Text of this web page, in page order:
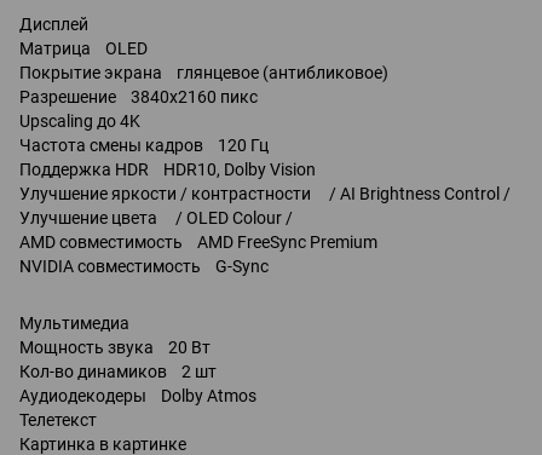
Дисплей
Матрица OLED
Покрытие экрана глянцевое (антибликовое)
Разрешение 3840x2160 пикс
Upscaling до 4K
Частота смены кадров 120 Гц
Поддержка HDR HDR10, Dolby Vision
Улучшение яркости / контрастности / AI Brightness Control /
Улучшение цвета / OLED Colour /
AMD совместимость AMD FreeSync Premium
NVIDIA совместимость G-Sync
Мультимедиа
Мощность звука 20 Вт
Кол-во динамиков 2 шт
Аудиодекодеры Dolby Atmos
Телетекст
Картинка в картинке